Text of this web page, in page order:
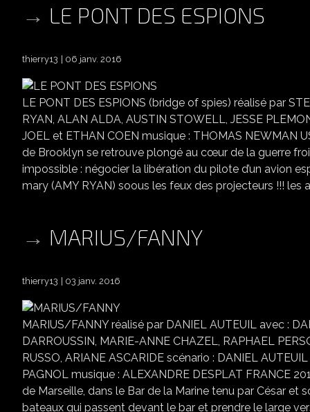
LE PONT DES ESPIONS
thierry13 06 janv. 2016
LE PONT DES ESPIONS (bridge of spies) réalisé par
RYAN, ALAN ALDA, AUSTIN STOWELL, JESSE
JOEL et ETHAN COEN musique : THOMAS NEWMAN
de Brooklyn se retrouve plongé au cœur de la guerre
impossible : négocier la libération du pilote d’un avion
mary (AMY RYAN) soous les feux des projecteurs !!! les
MARIUS/FANNY
thierry13 03 janv. 2016
MARIUS/FANNY réalisé par DANIEL AUTEUIL avec :
DARROUSSIN, MARIE-ANNE CHAZEL, RAPHAEL
RUSSO, ARIANE ASCARIDE scénario : DANIEL
PAGNOL musique : ALEXANDRE DESPLAT FRANCE
de Marseille, dans le Bar de la Marine tenu par César et
bateaux qui passent devant le bar et prendre le large